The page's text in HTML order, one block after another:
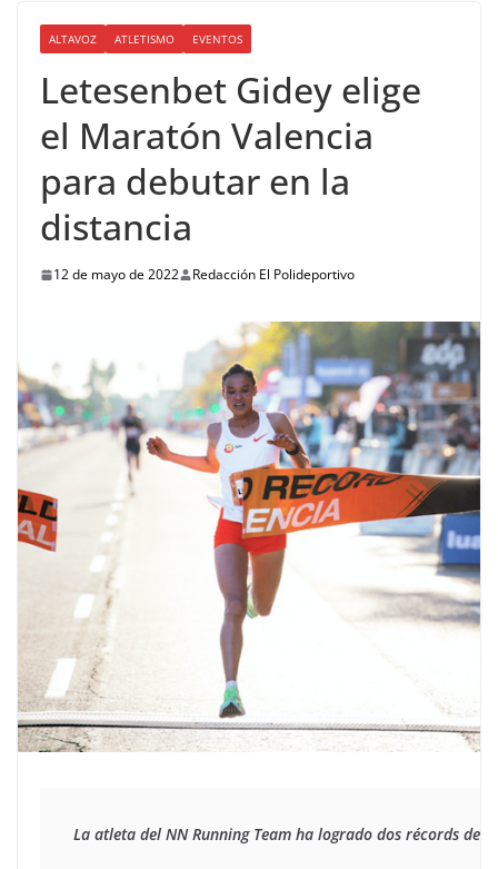
ALTAVOZ ATLETISMO EVENTOS
Letesenbet Gidey elige
el Maratón Valencia
para debutar en la
distancia
12 de mayo de 2022 Redacción El Polideportivo
La atleta del NN Running Team ha logrado dos récords